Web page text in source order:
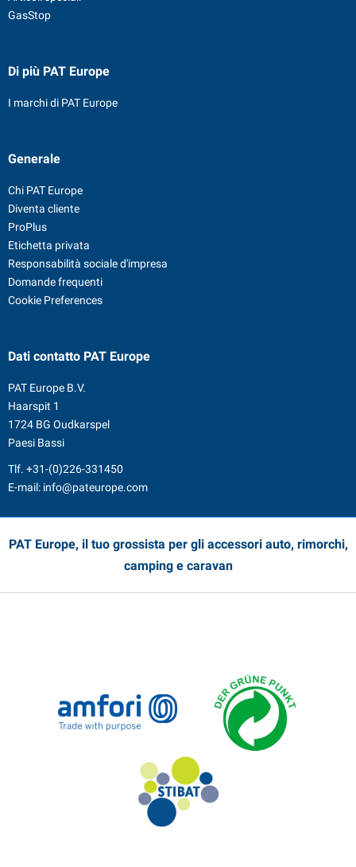
GasStop
Di più PAT Europe
I marchi di PAT Europe
Generale
Chi PAT Europe
Diventa cliente
ProPlus
Etichetta privata
Responsabilità sociale d'impresa
Domande frequenti
Cookie Preferences
Dati contatto PAT Europe
PAT Europe B.V.
Haarspit 1
1724 BG Oudkarspel
Paesi Bassi
Tlf. +31-(0)226-331450
E-mail: info@pateurope.com
PAT Europe, il tuo grossista per gli accessori auto, rimorchi,
camping e caravan